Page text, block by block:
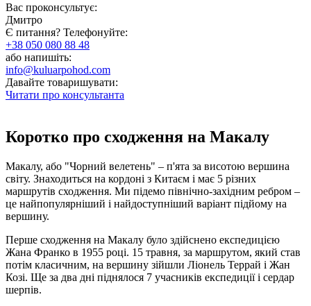
Вас проконсультує:
Дмитро
Є питання? Телефонуйте:
+38 050 080 88 48
або напишіть:
info@kuluarpohod.com
Давайте товаришувати:
Читати про консультанта
Коротко про сходження на Макалу
Макалу, або "Чорний велетень" – п'ята за висотою вершина
світу. Знаходиться на кордоні з Китаєм і має 5 різних
маршрутів сходження. Ми підемо північно-західним ребром –
це найпопулярніший і найдоступніший варіант підйому на
вершину.
Перше сходження на Макалу було здійснено експедицією
Жана Франко в 1955 році. 15 травня, за маршрутом, який став
потім класичним, на вершину зійшли Ліонель Террай і Жан
Козі. Ще за два дні піднялося 7 учасників експедиції і сердар
шерпів.